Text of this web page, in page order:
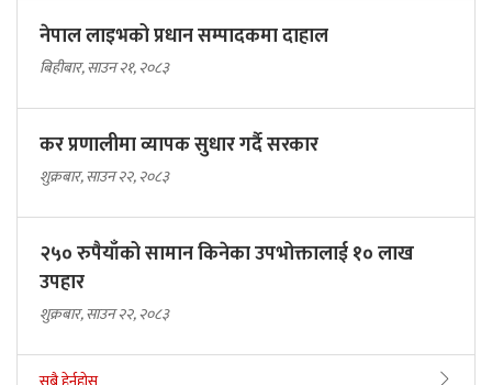
नेपाल लाइभको प्रधान सम्पादकमा दाहाल
बिहीबार, साउन २१, २०८३
कर प्रणालीमा व्यापक सुधार गर्दै सरकार
शुक्रबार, साउन २२, २०८३
२५० रुपैयाँको सामान किनेका उपभोक्तालाई १० लाख
उपहार
शुक्रबार, साउन २२, २०८३